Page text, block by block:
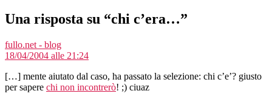
Una risposta su “chi c’era…”
fullo.net - blogdice:
18/04/2004 alle 21:24
[…] mente aiutato dal caso, ha passato la selezione: chi c’e’? giusto
per sapere chi non incontrerò! ;) ciuaz